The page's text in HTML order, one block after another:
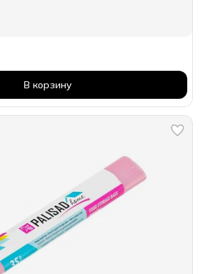
В корзину